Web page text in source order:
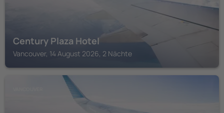
Century Plaza Hotel
Vancouver, 14 August 2026, 2 Nächte